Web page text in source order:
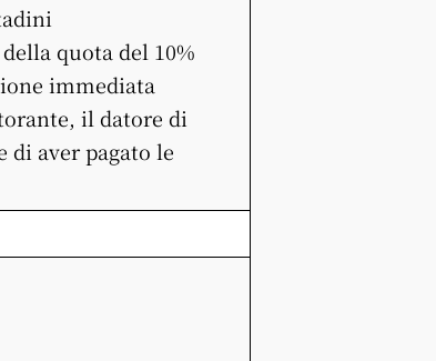
quota del 10%
immediata
il datore di
di aver pagato le